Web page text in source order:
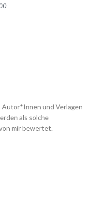
Autor*Innen und Verlagen
als solche
mir bewertet.